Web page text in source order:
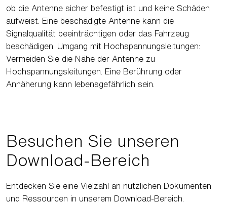
ob die Antenne sicher befestigt ist und keine Schäden
aufweist. Eine beschädigte Antenne kann die
Signalqualität beeinträchtigen oder das Fahrzeug
beschädigen. Umgang mit Hochspannungsleitungen:
Vermeiden Sie die Nähe der Antenne zu
Hochspannungsleitungen. Eine Berührung oder
Annäherung kann lebensgefährlich sein.
Besuchen Sie unseren
Download-Bereich
Entdecken Sie eine Vielzahl an nützlichen Dokumenten
und Ressourcen in unserem Download-Bereich.